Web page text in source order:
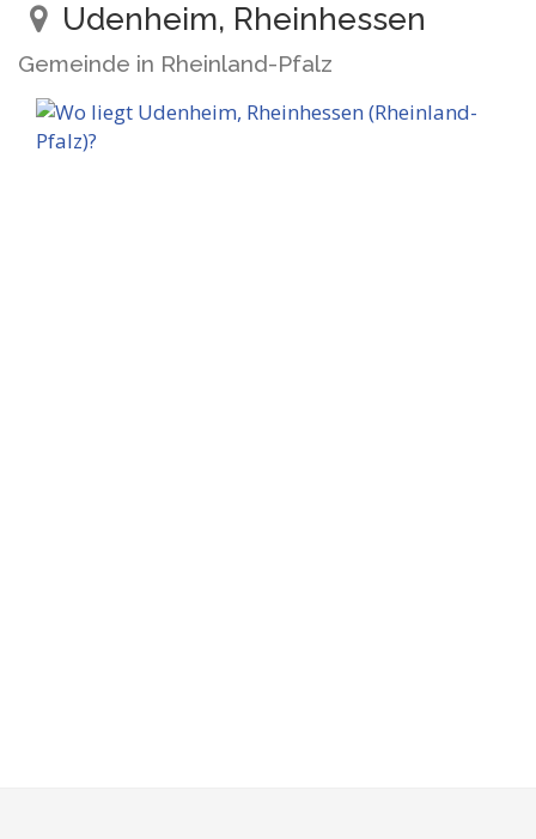
Udenheim, Rheinhessen
Gemeinde in Rheinland-Pfalz